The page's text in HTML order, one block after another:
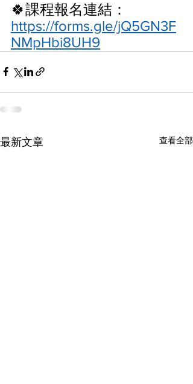
🍀課程報名連結：
https://forms.gle/jQ5GN3F
NMpHbi8UH9
最新文章 查看全部